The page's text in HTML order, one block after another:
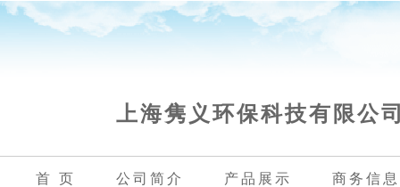
上海隽义环保科技有限公
首 页 公司简介 产品展示 商务信息